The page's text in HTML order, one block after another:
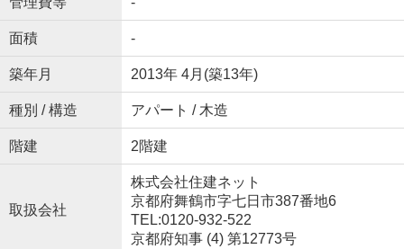
面積 -
築年月 2013年 4月(築13年)
種別 / 構造 アパート / 木造
階建 2階建
取扱会社
株式会社住建ネット
京都府舞鶴市字七日市387番地6
TEL:0120-932-522
京都府知事 (4) 第12773号